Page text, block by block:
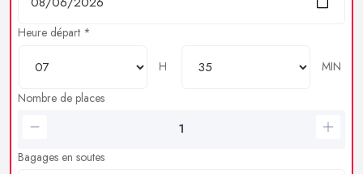
Heure départ *
H
MIN
Nombre de places
Bagages en soutes